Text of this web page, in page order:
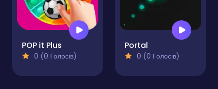
POP it Plus
0 (0 Голосів)
Portal
0 (0 Голосів)